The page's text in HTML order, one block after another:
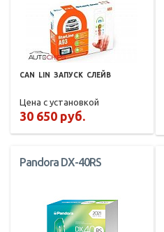
CAN LIN ЗАПУСК СЛЕЙВ
Цена с установкой
30 650 руб.
Pandora DX-40RS